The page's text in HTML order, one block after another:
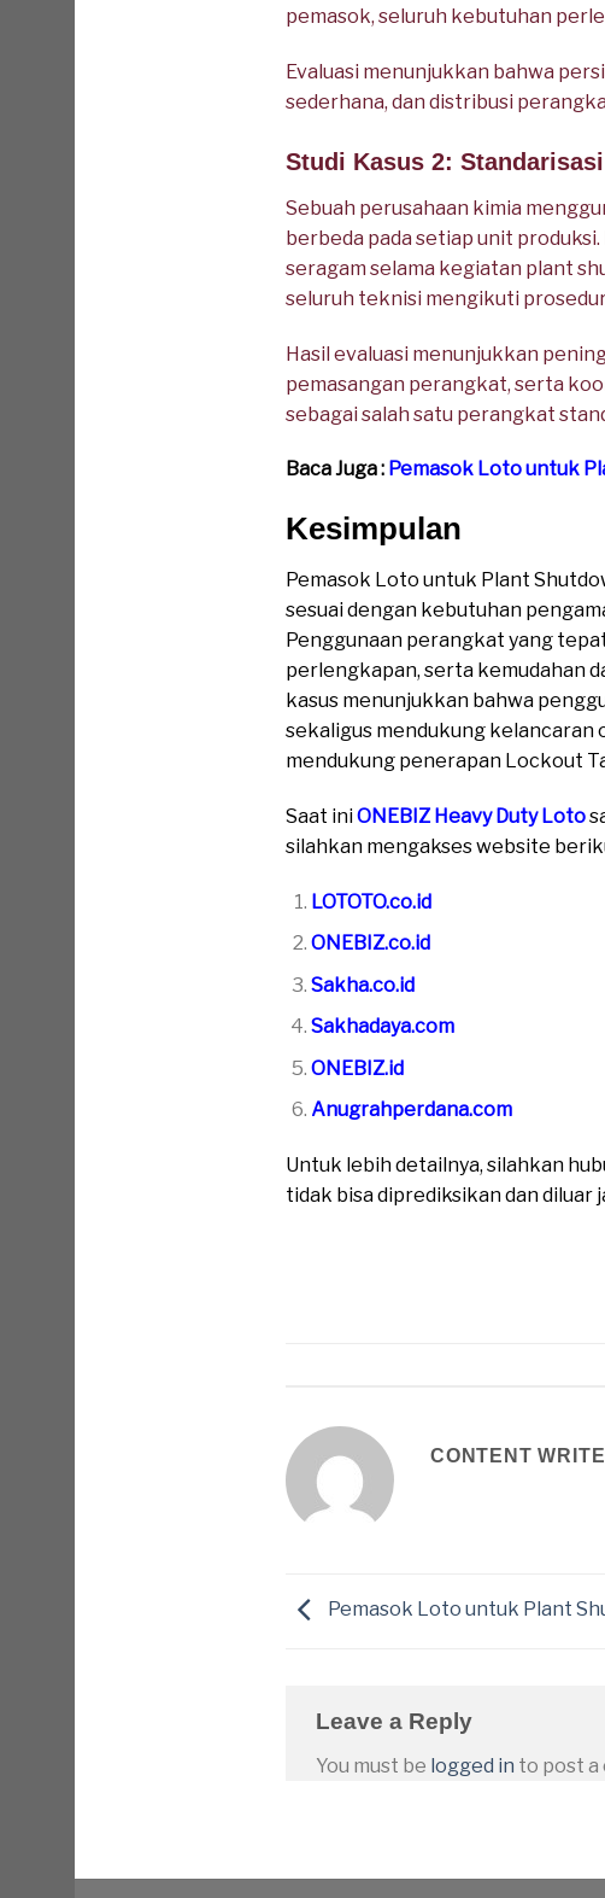
pemasok, seluruh kebutuhan
Evaluasi menunjukkan bahwa
sederhana, dan distribusi
Studi Kasus 2:
Sebuah perusahaan kimia
berbeda pada setiap unit
seragam selama kegiatan plant
seluruh teknisi mengikuti
Hasil evaluasi menunjukkan
pemasangan perangkat, serta
sebagai salah satu perangkat
Baca Juga : Pemasok Loto untuk
Kesimpulan
Pemasok Loto untuk Plant
sesuai dengan kebutuhan
Penggunaan perangkat yang
perlengkapan, serta kemudahan
kasus menunjukkan bahwa
sekaligus mendukung kelancaran
mendukung penerapan Lockout
Saat iniONEBIZ Heavy Duty Loto
silahkan mengakses website
LOTOTO.co.id
ONEBIZ.co.id
Sakha.co.id
Sakhadaya.com
ONEBIZ.id
Anugrahperdana.com
Untuk lebih detailnya, silahkan
tidak bisa diprediksikan dan diluar
CONTENT
Pemasok Loto untuk Plant
Leave a Reply
You must be logged in to post a